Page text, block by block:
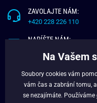
ZAVOLAJTE NÁM:
+420 228 226 110
NAPÍŠTE NÁM:
O NÁS
VĚRNOSTNÍ PROGRAM
Na Vašem
Soubory cookies vám
vám čas a zabrání tomu,
se nezajímáte. Používáme